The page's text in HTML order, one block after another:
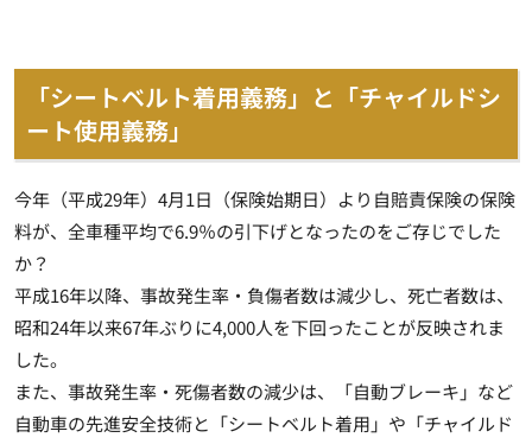
「シートベルト着用義務」と「チャイルドシ
ート使用義務」
今年（平成29年）4月1日（保険始期日）より自賠責保険の保険
料が、全車種平均で6.9％の引下げとなったのをご存じでした
か？
平成16年以降、事故発生率・負傷者数は減少し、死亡者数は、
昭和24年以来67年ぶりに4,000人を下回ったことが反映されま
した。
また、事故発生率・死傷者数の減少は、「自動ブレーキ」など
自動車の先進安全技術と「シートベルト着用」や「チャイルド